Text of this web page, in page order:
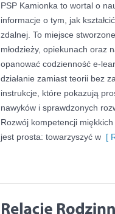
PSP Kamionka to wortal o
informacje o tym, jak
zdalnej. To miejsce
młodzieży, opiekunach oraz
opanować codzienność e-
działanie zamiast teorii bez
instrukcje, które pokazują
nawyków i sprawdzonych
Rozwój kompetencji
jest prosta: towarzyszyć w [